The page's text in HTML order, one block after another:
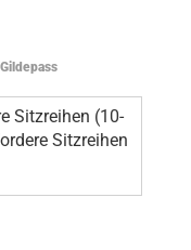
Gildepass
Sitzreihen (10-
Sitzreihen